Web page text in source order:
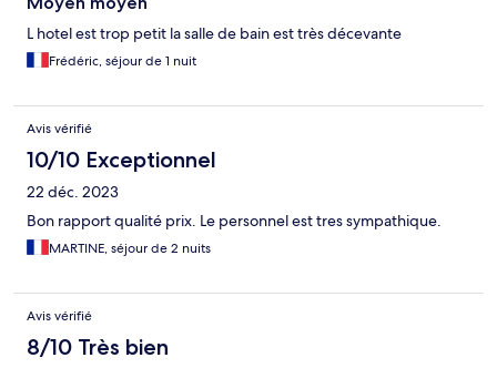
L hotel est trop petit la salle de bain est très décevante
Frédéric, séjour de 1 nuit
Avis vérifié
10/10 Exceptionnel
22 déc. 2023
Bon rapport qualité prix. Le personnel est tres sympathique.
MARTINE, séjour de 2 nuits
Avis vérifié
8/10 Très bien